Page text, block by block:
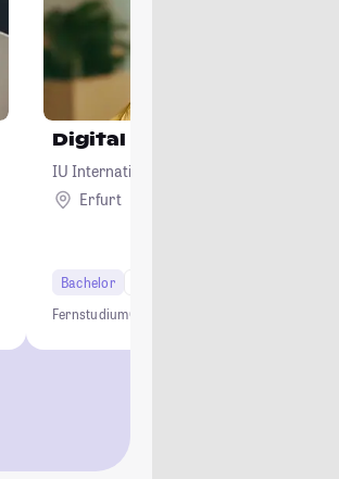
Digital Business
IU Internationale Hochschule
Erfurt
Bachelor
FernstudiumOnline Studium